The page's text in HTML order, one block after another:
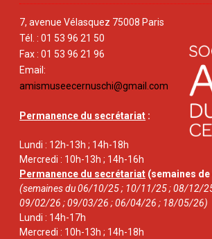
7, avenue Vélasquez 75008 Paris
Tél. : 01 53 96 21 50
Fax : 01 53 96 21 96
Email:
amismuseecernuschi@gmail.com
Permanence du secrétariat :
Lundi : 12h-13h ; 14h-18h
Mercredi : 10h-13h ; 14h-16h
Permanence du secrétariat (semaines
(semaines du 06/10/25 ; 10/11/25 ; 08/12/
09/02/26 ; 09/03/26 ; 06/04/26 ; 18/05/26)
Lundi : 14h-17h
Mercredi : 10h-13h ; 14h-18h